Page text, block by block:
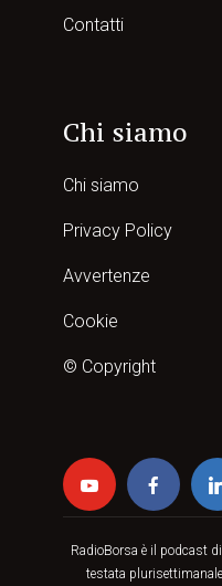
Contatti
Chi siamo
Chi siamo
Privacy Policy
Avvertenze
Cookie
© Copyright
RadioBorsa è il podcast
testata